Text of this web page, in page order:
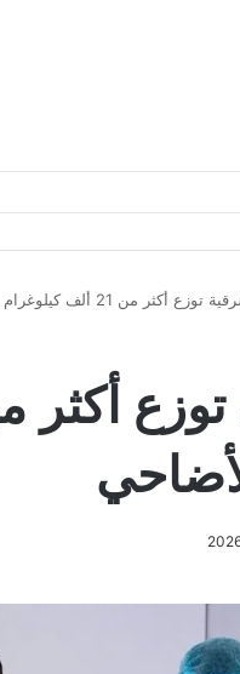
برونو جيماريش لمدة أربعة أعوام
أكثر من 21 ألف كيلوغرام من لحوم الأضاحي